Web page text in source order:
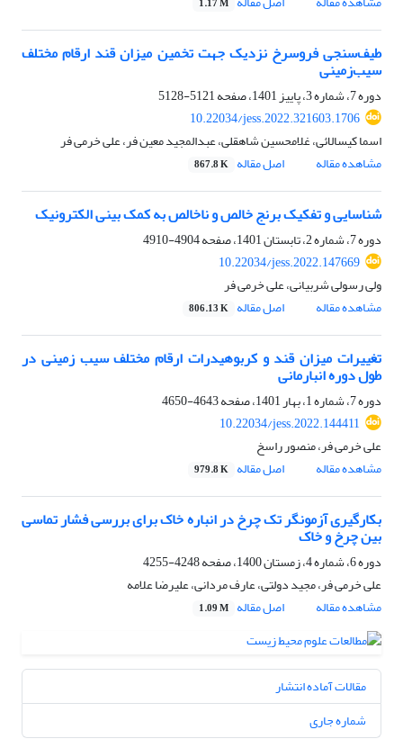
1.17 M
طیف‌سنجی فروسرخ نزدیک جهت تخمین میزان قند ارقام مختلف
سیب‌زمینی
دوره 7، شماره 3، پاییز 1401، صفحه
5121-5128
10.22034/jess.2022.321603.1706
اسما کیسالائی، غلامحسین شاهقلی، عبدالمجید معین فر، علی خرمی فر
مشاهده مقاله
اصل مقاله 867.8 K
شناسایی و تفکیک برنج خالص و ناخالص به کمک بینی الکترونیک
دوره 7، شماره 2، تابستان 1401، صفحه
4904-4910
10.22034/jess.2022.147669
ولی رسولی شربیانی، علی خرمی فر
مشاهده مقاله
اصل مقاله 806.13 K
تغییرات میزان قند و کربوهیدرات ارقام مختلف سیب زمینی در
طول دوره انبارمانی
دوره 7، شماره 1، بهار 1401، صفحه
4643-4650
10.22034/jess.2022.144411
علی خرمی فر، منصور راسخ
مشاهده مقاله
اصل مقاله 979.8 K
بکارگیری آزمونگر تک چرخ در انباره خاک برای بررسی فشار تماسی
بین چرخ و خاک
دوره 6، شماره 4، زمستان 1400، صفحه
4248-4255
علی خرمی فر، مجید دولتی، عارف مردانی، علیرضا علامه
مشاهده مقاله
اصل مقاله 1.09 M
مقالات آماده انتشار
شماره جاری